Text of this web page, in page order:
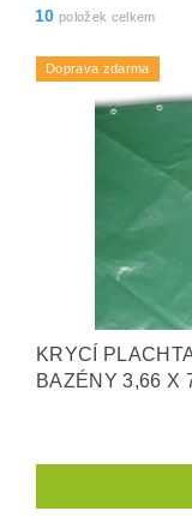
10 položek celkem
Doprava zdarma
KRYCÍ
BAZÉNY 3,66 X